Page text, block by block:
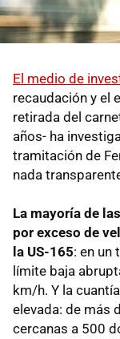
El medio de
recaudación y el
retirada del
años- ha
tramitación de
nada
La mayoría de
por exceso de
la US-165: en un
límite baja
km/h. Y la
elevada: de más
cercanas a 500